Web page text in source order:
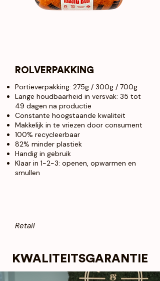
ROLVERPAKKING
Portieverpakking: 275g / 300g / 700g
Lange houdbaarheid in versvak: 35 tot
49 dagen na productie
Constante hoogstaande kwaliteit
Makkelijk in te vriezen door consument
100% recycleerbaar
82% minder plastiek
Handig in gebruik
Klaar in 1-2-3: openen, opwarmen en
smullen
Retail
KWALITEITSGARANTIE